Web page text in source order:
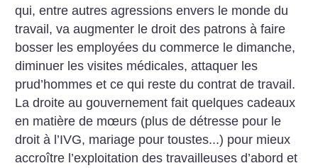
qui, entre autres agressions envers le monde du
travail, va augmenter le droit des patrons à faire
bosser les employées du commerce le dimanche,
diminuer les visites médicales, attaquer les
prud’hommes et ce qui reste du contrat de travail.
La droite au gouvernement fait quelques cadeaux
en matière de mœurs (plus de détresse pour le
droit à l’IVG, mariage pour toustes...) pour mieux
accroître l’exploitation des travailleuses d’abord et